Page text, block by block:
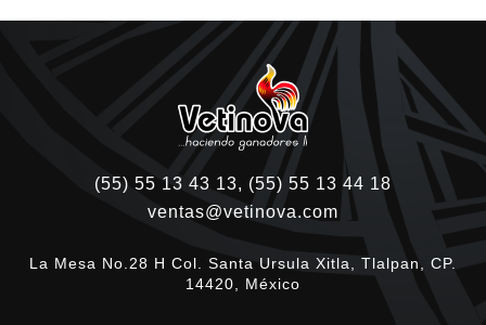
(55) 55 13 43 13, (55) 55 13 44 18
ventas@vetinova.com
La Mesa No.28 H Col. Santa Ursula Xitla, Tlalpan, CP.
14420, México